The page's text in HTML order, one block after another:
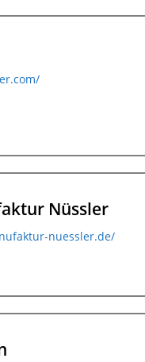
Nüssler
nuessler.de/